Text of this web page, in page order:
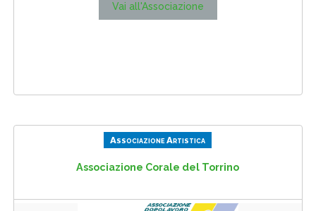
Vai all'Associazione
Associazione Artistica
Associazione Corale del Torrino